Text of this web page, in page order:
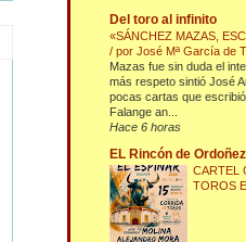
Del toro al infinito
«SÁNCHEZ MAZAS,
/ por José Mª García de
Mazas fue sin duda el
más respeto sintió José
pocas cartas que
Falange an...
Hace 6 horas
EL Rincón de Ordoñez
CARTEL
TOROS